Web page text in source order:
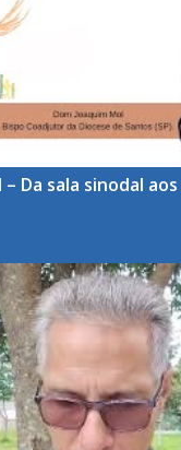
Da sala sinodal